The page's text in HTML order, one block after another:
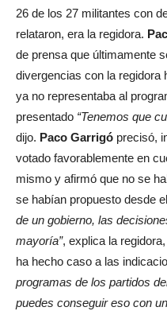
26 de los 27 militantes con
relataron, era la regidora.
de prensa que últimamente
divergencias con la regidora
ya no representaba al
presentado “Tenemos que
dijo. Paco Garrigó precisó,
votado favorablemente en
mismo y afirmó que no se
se habían propuesto desde
de un gobierno, las
mayoría”, explica la
ha hecho caso a las
programas de los partidos
puedes conseguir eso con